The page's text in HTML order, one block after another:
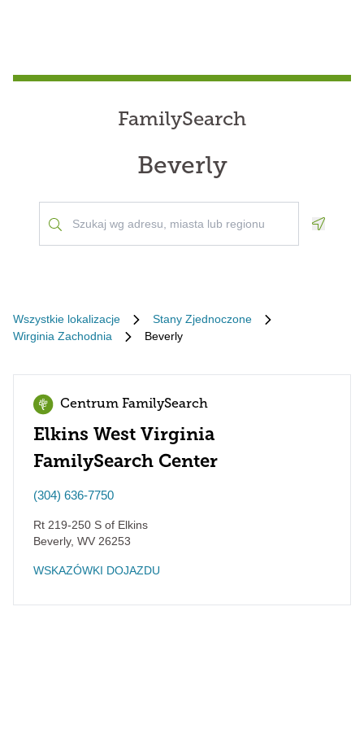
FamilySearch
Beverly
Wszystkie lokalizacje
Stany Zjednoczone
Wirginia Zachodnia
Beverly
Centrum FamilySearch
Elkins West Virginia
FamilySearch Center
(304) 636-7750
Rt 219-250 S of Elkins
Beverly, WV 26253
WSKAZÓWKI DOJAZDU